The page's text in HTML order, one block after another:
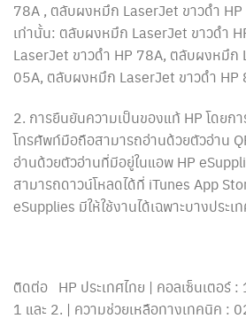
78A , ตลับผงหมึก LaserJet ขาวดำ HP
เท่านั้น: ตลับผงหมึก LaserJet ขาวดำ
LaserJet ขาวดำ HP 78A, ตลับผงหมึก
05A, ตลับผงหมึก LaserJet ขาวดำ HP
2. การยืนยันความเป็นของแท้ HP โดยก
โทรศัพท์มือถือสามารถอ่านด้วยตัวอ่าน
อ่านด้วยตัวอ่านที่มีอยู่ในแอพ HP
สามารถดาวน์โหลดได้ที่ iTunes App
eSupplies มีให้ใช้งานได้เฉพาะบางประเ
ติดต่อ HP ประเทศไทย | คอลเซ็นเตอร์
1 และ 2. | ความช่วยเหลือทางเทคนิค :